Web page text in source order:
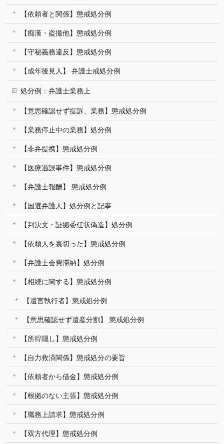
【依頼者と関係】懲戒処分例
【痴漢・盗撮他】懲戒処分例
【守秘義務違反】懲戒処分例
【成年後見人】 弁護士戒処分例
処分例：弁護士業務上
【意思確認せず提訴、業務】懲戒処分例
【業務停止中の業務】処分例
【非弁提携】懲戒処分例
【医療過誤事件】懲戒処分例
【弁護士報酬】 懲戒処分例
【国選弁護人】処分例と記事
【判決文・証拠委任状偽造】処分例
【依頼人を裏切った】懲戒処分例
【弁護士会費滞納】処分例
【相続に関する】懲戒処分例
【遺言執行者】懲戒処分例
【意思確認せず遺産分割】 懲戒処分例
【所得隠し】懲戒処分例
【自力救済関係】懲戒処分の要旨
【依頼者から借金】懲戒処分例
【根拠のない主張】懲戒処分例
【職務上請求】懲戒処分例
【双方代理】懲戒処分例